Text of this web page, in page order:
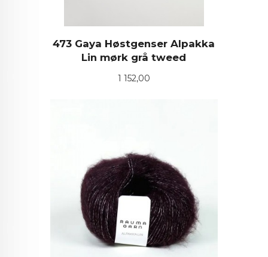
473 Gaya Høstgenser Alpakka
Lin mørk grå tweed
Pris
1 152,00